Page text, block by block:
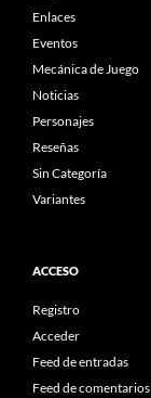
Enlaces
Eventos
Mecánica de Juego
Noticias
Personajes
Reseñas
Sin Categoría
Variantes
ACCESO
Registro
Acceder
Feed de entradas
Feed de comentarios